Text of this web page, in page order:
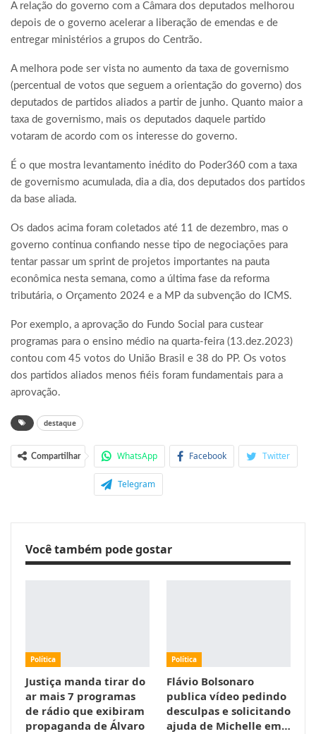
A relação do governo com a Câmara dos deputados melhorou
depois de o governo acelerar a liberação de emendas e de
entregar ministérios a grupos do Centrão.
A melhora pode ser vista no aumento da taxa de governismo
(percentual de votos que seguem a orientação do governo) dos
deputados de partidos aliados a partir de junho. Quanto maior a
taxa de governismo, mais os deputados daquele partido
votaram de acordo com os interesse do governo.
É o que mostra levantamento inédito do Poder360 com a taxa
de governismo acumulada, dia a dia, dos deputados dos partidos
da base aliada.
Os dados acima foram coletados até 11 de dezembro, mas o
governo continua confiando nesse tipo de negociações para
tentar passar um sprint de projetos importantes na pauta
econômica nesta semana, como a última fase da reforma
tributária, o Orçamento 2024 e a MP da subvenção do ICMS.
Por exemplo, a aprovação do Fundo Social para custear
programas para o ensino médio na quarta-feira (13.dez.2023)
contou com 45 votos do União Brasil e 38 do PP. Os votos
dos partidos aliados menos fiéis foram fundamentais para a
aprovação.
destaque
Compartilhar WhatsApp Facebook Twitter
Telegram
Você também pode gostar
Política
Justiça manda tirar do
ar mais 7 programas
de rádio que exibiram
propaganda de Álvaro
Política
Flávio Bolsonaro
publica vídeo pedindo
desculpas e solicitando
ajuda de Michelle em…